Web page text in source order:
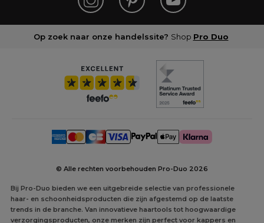
Op zoek naar onze handelssite? Shop Pro Duo
© Alle rechten voorbehouden Pro-Duo 2026
Bij Pro-Duo bieden we een uitgebreide selectie van professionele
haar- en schoonheidsproducten die zijn afgestemd op de laatste
trends in de branche. Van innovatieve haartools tot hoogwaardige
verzorgingsproducten, onze merken zijn perfect voor kappers en